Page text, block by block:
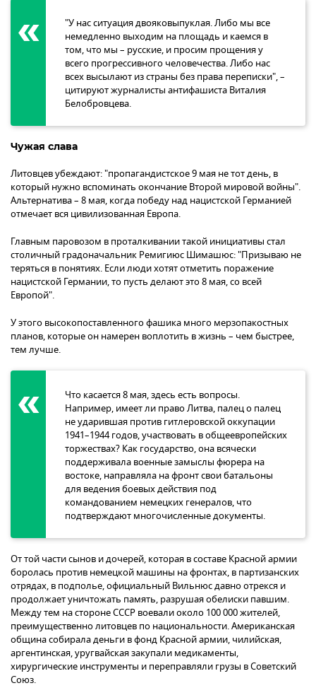
"У нас ситуация двояковыпуклая. Либо мы все
немедленно выходим на площадь и каемся в
том, что мы – русские, и просим прощения у
всего прогрессивного человечества. Либо нас
всех высылают из страны без права переписки", –
цитируют журналисты антифашиста Виталия
Белобровцева.
Чужая слава
Литовцев убеждают: "пропагандистское 9 мая не тот день, в
который нужно вспоминать окончание Второй мировой войны".
Альтернатива – 8 мая, когда победу над нацистской Германией
отмечает вся цивилизованная Европа.
Главным паровозом в проталкивании такой инициативы стал
столичный градоначальник Ремигиюс Шимашюс: "Призываю не
теряться в понятиях. Если люди хотят отметить поражение
нацистской Германии, то пусть делают это 8 мая, со всей
Европой".
У этого высокопоставленного фашика много мерзопакостных
планов, которые он намерен воплотить в жизнь – чем быстрее,
тем лучше.
Что касается 8 мая, здесь есть вопросы.
Например, имеет ли право Литва, палец о палец
не ударившая против гитлеровской оккупации
1941–1944 годов, участвовать в общеевропейских
торжествах? Как государство, она всячески
поддерживала военные замыслы фюрера на
востоке, направляла на фронт свои батальоны
для ведения боевых действия под
командованием немецких генералов, что
подтверждают многочисленные документы.
От той части сынов и дочерей, которая в составе Красной армии
боролась против немецкой машины на фронтах, в партизанских
отрядах, в подполье, официальный Вильнюс давно отрекся и
продолжает уничтожать память, разрушая обелиски павшим.
Между тем на стороне СССР воевали около 100 000 жителей,
преимущественно литовцев по национальности. Американская
община собирала деньги в фонд Красной армии, чилийская,
аргентинская, уругвайская закупали медикаменты,
хирургические инструменты и переправляли грузы в Советский
Союз.